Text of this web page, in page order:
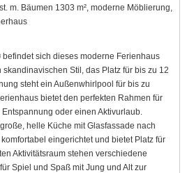
m. Bäumen 1303 m², moderne Möblierung,
sich dieses moderne Ferienhaus
Stil, das Platz für bis zu 12
steht ein Außenwhirlpool für bis zu
bietet den perfekten Rahmen für
oder einen Aktivurlaub.
helle Küche mit Glasfassade nach
eingerichtet und bietet Platz für
Aktivitätsraum stehen verschiedene
Spiel und Spaß mit Jung und Alt zur